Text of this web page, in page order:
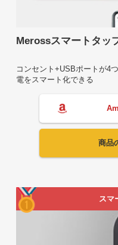
Merossスマートタッ
コンセント+USBポートが4
電をスマート化できる
商品
スマ